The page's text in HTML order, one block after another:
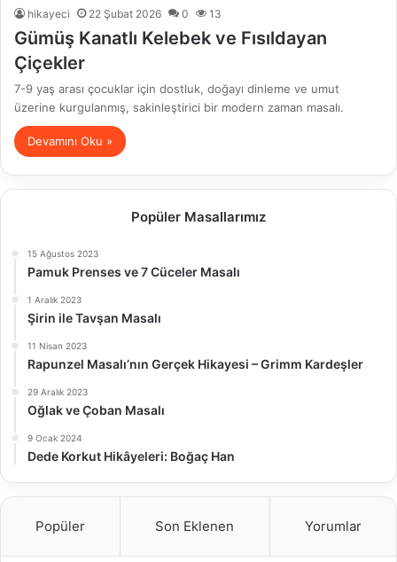
hikayeci 22 Şubat 2026 0 13
Gümüş Kanatlı Kelebek ve Fısıldayan
Çiçekler
7-9 yaş arası çocuklar için dostluk, doğayı dinleme ve umut
üzerine kurgulanmış, sakinleştirici bir modern zaman masalı.
Devamını Oku »
Popüler Masallarımız
15 Ağustos 2023
Pamuk Prenses ve 7 Cüceler Masalı
1 Aralık 2023
Şirin ile Tavşan Masalı
11 Nisan 2023
Rapunzel Masalı’nın Gerçek Hikayesi – Grimm Kardeşler
29 Aralık 2023
Oğlak ve Çoban Masalı
9 Ocak 2024
Dede Korkut Hikâyeleri: Boğaç Han
Popüler Son Eklenen Yorumlar